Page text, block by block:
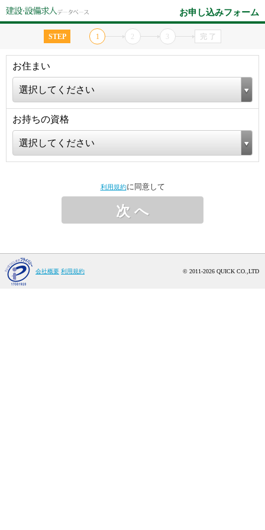
お申し込みフォーム
STEP 1 2 完 了
お住まい
選択してください
お持ちの資格
選択してください
利用規約に同意して
次 へ
© 2011-2026 QUICK CO.,LTD
会社概要 利用規約